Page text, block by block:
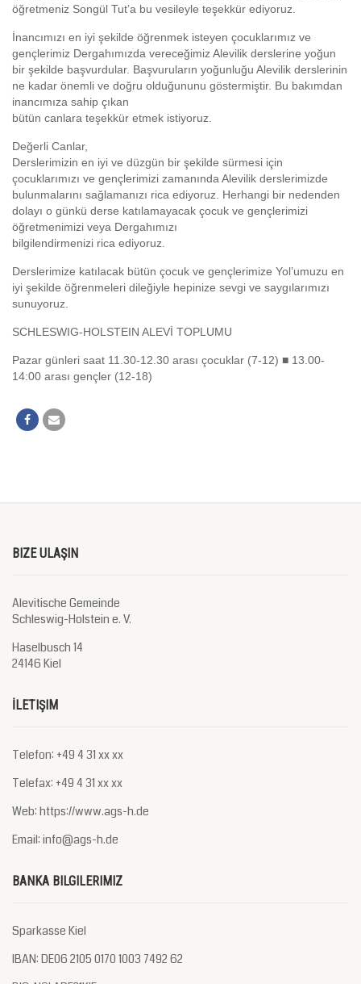
öğretmeniz Songül Tut’a bu vesileyle teşekkür ediyoruz.
İnancımızı en iyi şekilde öğrenmek isteyen çocuklarımız ve
gençlerimiz Dergahımızda vereceğimiz Alevilik derslerine yoğun
bir şekilde başvurdular. Başvuruların yoğunluğu Alevilik derslerinin
ne kadar önemli ve doğru olduğununu göstermiştir. Bu bakımdan
inancımıza sahip çıkan
bütün canlara teşekkür etmek istiyoruz.
Değerli Canlar,
Derslerimizin en iyi ve düzgün bir şekilde sürmesi için
çocuklarımızı ve gençlerimizi zamanında Alevilik derslerimizde
bulunmalarını sağlamanızı rica ediyoruz. Herhangi bir nedenden
dolayı o günkü derse katılamayacak çocuk ve gençlerimizi
öğretmenimizi veya Dergahımızı
bilgilendirmenizi rica ediyoruz.
Derslerimize katılacak bütün çocuk ve gençlerimize Yol’umuzu en
iyi şekilde öğrenmeleri dileğiyle hepinize sevgi ve saygılarımızı
sunuyoruz.
SCHLESWIG-HOLSTEIN ALEVİ TOPLUMU
Pazar günleri saat 11.30-12.30 arası çocuklar (7-12) ■ 13.00-
14:00 arası gençler (12-18)
BIZE ULAŞIN
Alevitische Gemeinde
Schleswig-Holstein e. V.
Haselbusch 14
24146 Kiel
İLETIŞIM
Telefon: +49 4 31 xx xx
Telefax: +49 4 31 xx xx
Web: https://www.ags-h.de
Email: info@ags-h.de
BANKA BILGILERIMIZ
Sparkasse Kiel
IBAN: DE06 2105 0170 1003 7492 62